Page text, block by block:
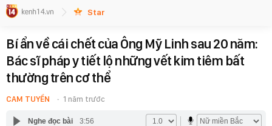
Star
Bí ẩn về cái chết của Ông Mỹ Linh sau 20 năm:
Bác sĩ pháp y tiết lộ những vết kim tiêm bất
thường trên cơ thể
CAM TUYỀN 1 năm trước
Nghe đọc bài 3:56